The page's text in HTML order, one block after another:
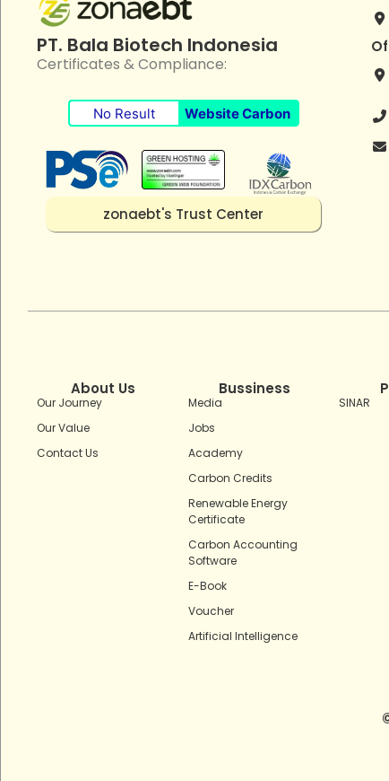
PT. Bala Biotech Indonesia
Certificates & Compliance:
No Result Website Carbon
zonaebt's Trust Center
About Us
Our Journey
Our Value
Contact Us
Bussiness
Media
Jobs
Academy
Carbon Credits
Renewable Energy
Certificate
Carbon Accounting
Software
E-Book
Voucher
Artificial Intelligence
SINAR